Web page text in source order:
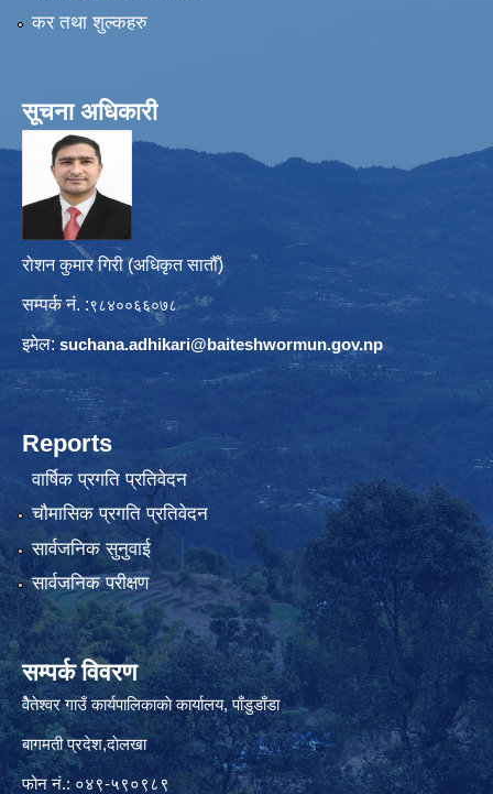
कर तथा शुल्कहरु
सूचना अधिकारी
रोशन कुमार गिरी (अधिकृत सातौँ)
सम्पर्क नं. :९८४००६६०७८
इमेल: suchana.adhikari@baiteshwormun.gov.np
Reports
वार्षिक प्रगति प्रतिवेदन
चौमासिक प्रगति प्रतिवेदन
सार्वजनिक सुनुवाई
सार्वजनिक परीक्षण
सम्पर्क विवरण
वैेतेश्वर गाउँ कार्यपालिकाकाे कार्यालय, पाँडुडाँडा
बागमती‌ प्रदेश,दाेलखा
फोन नं.: ०४९-५९०९८९